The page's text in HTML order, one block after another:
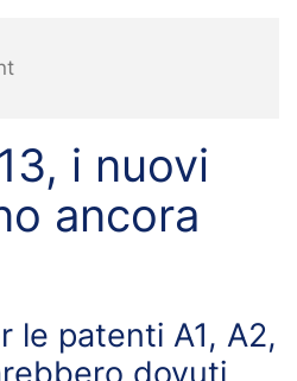
i nuovi
ancora
le patenti A1, A2,
dovuti